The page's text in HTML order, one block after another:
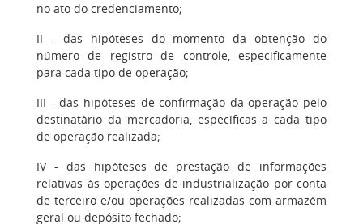
no ato do credenciamento;
II - das hipóteses do momento da obtenção do
número de registro de controle, especificamente
para cada tipo de operação;
III - das hipóteses de confirmação da operação pelo
destinatário da mercadoria, específicas a cada tipo
de operação realizada;
IV - das hipóteses de prestação de informações
relativas às operações de industrialização por conta
de terceiro e/ou operações realizadas com armazém
geral ou depósito fechado;